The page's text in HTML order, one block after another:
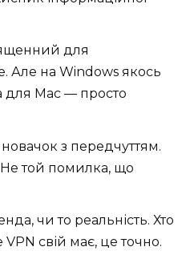
для
Але на Windows якось
Mac — просто
з передчуттям.
Не той помилка, що
чи то реальність. Хто
свій має, це точно.